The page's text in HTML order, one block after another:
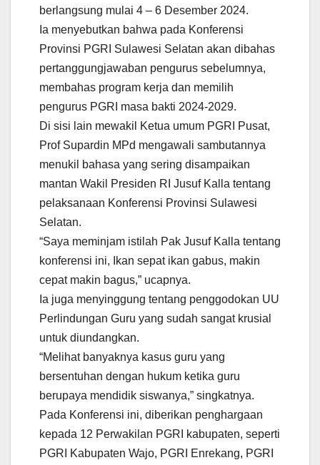
berlangsung mulai 4 – 6 Desember 2024.
Ia menyebutkan bahwa pada Konferensi
Provinsi PGRI Sulawesi Selatan akan dibahas
pertanggungjawaban pengurus sebelumnya,
membahas program kerja dan memilih
pengurus PGRI masa bakti 2024-2029.
Di sisi lain mewakil Ketua umum PGRI Pusat,
Prof Supardin MPd mengawali sambutannya
menukil bahasa yang sering disampaikan
mantan Wakil Presiden RI Jusuf Kalla tentang
pelaksanaan Konferensi Provinsi Sulawesi
Selatan.
“Saya meminjam istilah Pak Jusuf Kalla tentang
konferensi ini, Ikan sepat ikan gabus, makin
cepat makin bagus,” ucapnya.
Ia juga menyinggung tentang penggodokan UU
Perlindungan Guru yang sudah sangat krusial
untuk diundangkan.
“Melihat banyaknya kasus guru yang
bersentuhan dengan hukum ketika guru
berupaya mendidik siswanya,” singkatnya.
Pada Konferensi ini, diberikan penghargaan
kepada 12 Perwakilan PGRI kabupaten, seperti
PGRI Kabupaten Wajo, PGRI Enrekang, PGRI